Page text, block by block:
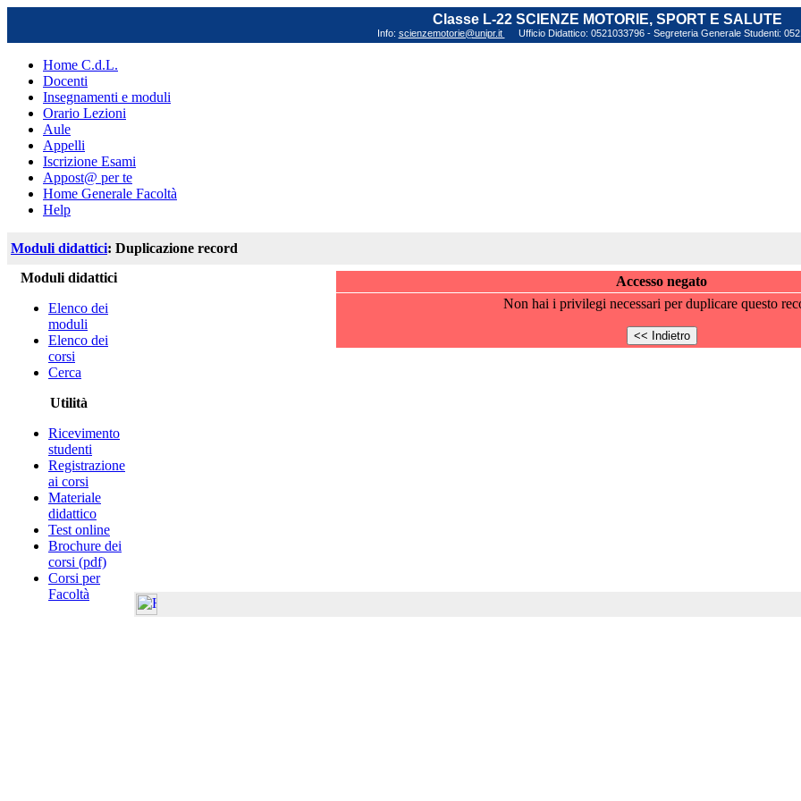
Classe L-22 SCIENZE MOTORIE, SPORT E SALUTE
Info: scienzemotorie@unipr.it Ufficio Didattico: 0521033796 - Segreteria Generale Studenti:
Home C.d.L.
Docenti
Insegnamenti e moduli
Orario Lezioni
Aule
Appelli
Iscrizione Esami
Appost@ per te
Home Generale Facoltà
Help
Moduli didattici: Duplicazione record
Moduli didattici
Elenco dei
moduli
Elenco dei
corsi
Cerca
Utilità
Ricevimento
studenti
Registrazione
ai corsi
Materiale
didattico
Test online
Brochure dei
corsi (pdf)
Corsi per
Facoltà
Accesso negato
Non hai i privilegi necessari per duplicare questo